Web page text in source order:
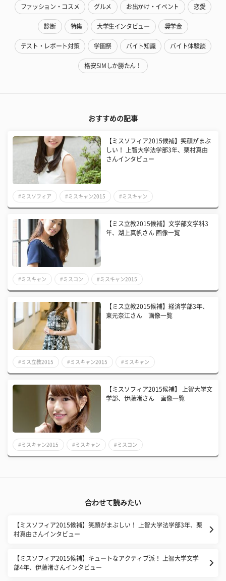
ファッション・コスメ グルメ お出かけ・イベント 恋愛
診断 特集 大学生インタビュー 奨学金
テスト・レポート対策 学園祭 バイト知識 バイト体験談
格安SIMしか勝たん！
おすすめの記事
【ミスソフィア2015候補】笑顔がまぶ
しい！ 上智大学法学部3年、栗村真由
さんインタビュー
#ミスソフィア #ミスキャン2015 #ミスキャン
【ミス立教2015候補】文学部文学科3
年、湖上真帆さん 画像一覧
#ミスキャン #ミスコン #ミスキャン2015
【ミス立教2015候補】経済学部3年、
東元奈江さん 画像一覧
#ミス立教2015 #ミスキャン2015 #ミスキャン
【ミスソフィア2015候補】 上智大学文
学部、伊藤渚さん 画像一覧
#ミスキャン2015 #ミスキャン #ミスコン
合わせて読みたい
【ミスソフィア2015候補】笑顔がまぶしい！ 上智大学法学部3年、栗
村真由さんインタビュー
【ミスソフィア2015候補】キュートなアクティブ派！ 上智大学文学
部4年、伊藤渚さんインタビュー